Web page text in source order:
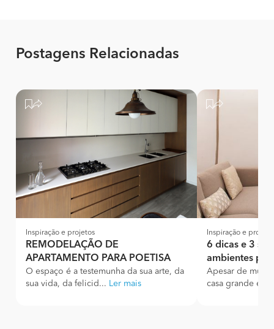
Postagens Relacionadas
Inspiração e projetos
REMODELAÇÃO DE
APARTAMENTO PARA POETISA
O espaço é a testemunha da sua arte, da
sua vida, da felicid... Ler mais
Inspiração e
6 dicas e 3
ambientes
Apesar de
casa grande e